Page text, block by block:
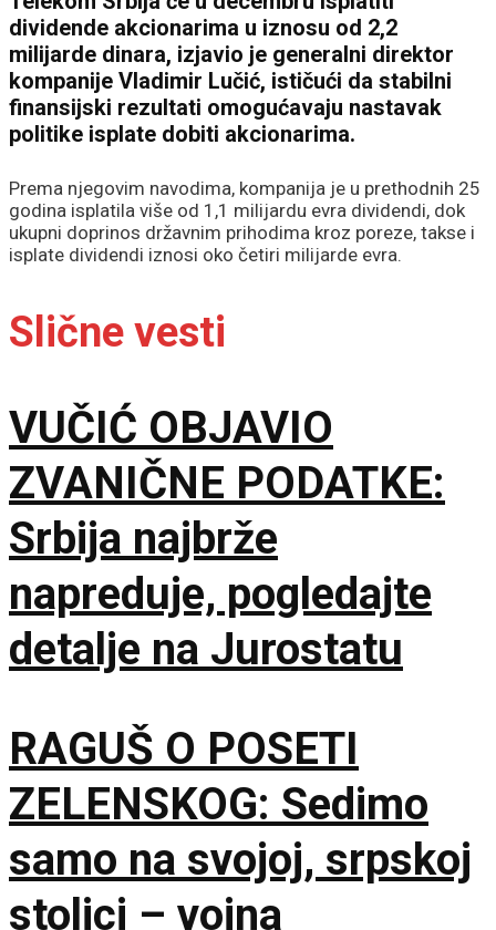
dividende akcionarima u iznosu od 2,2
milijarde dinara, izjavio je generalni direktor
kompanije Vladimir Lučić, ističući da stabilni
finansijski rezultati omogućavaju nastavak
politike isplate dobiti akcionarima.
Prema njegovim navodima, kompanija je u prethodnih 25
godina isplatila više od 1,1 milijardu evra dividendi, dok
ukupni doprinos državnim prihodima kroz poreze, takse i
isplate dividendi iznosi oko četiri milijarde evra.
Slične vesti
VUČIĆ OBJAVIO
ZVANIČNE PODATKE:
Srbija najbrže
napreduje, pogledajte
detalje na Jurostatu
RAGUŠ O POSETI
ZELENSKOG: Sedimo
samo na svojoj, srpskoj
stolici – vojna